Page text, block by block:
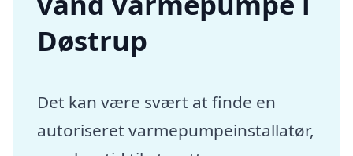
Døstrup
Det kan være svært at finde en
autoriseret varmepumpeinstallatør,